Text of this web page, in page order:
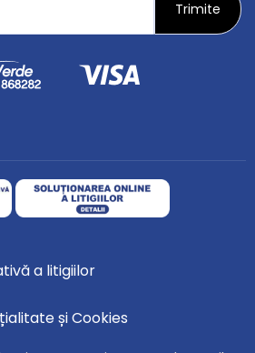
a litigiilor
și Cookies